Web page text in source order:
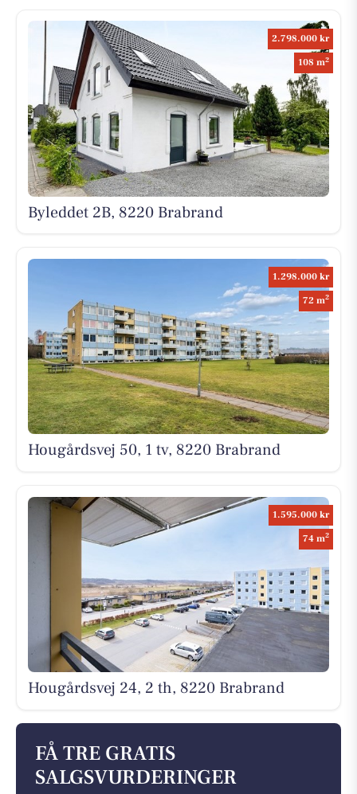
2.798.000 kr
108 m2
Byleddet 2B, 8220 Brabrand
1.298.000 kr
72 m2
Hougårdsvej 50, 1 tv, 8220 Brabrand
1.595.000 kr
74 m2
Hougårdsvej 24, 2 th, 8220 Brabrand
FÅ TRE GRATIS
SALGSVURDERINGER